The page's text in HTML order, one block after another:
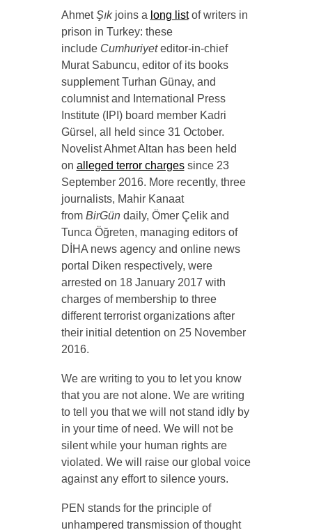
AhmetŞıkjoins a long listof writers in
prison in Turkey: these
include Cumhuriyeteditor-in-chief
Murat Sabuncu, editor of its books
supplement Turhan Günay, and
columnist and International Press
Institute (IPI) board member Kadri
Gürsel, all held since 31 October.
Novelist Ahmet Altan has been held
on alleged terror chargessince 23
September 2016. More recently, three
journalists, Mahir Kanaat
from BirGündaily, Ömer Çelik and
Tunca Öğreten, managing editors of
DİHA news agency and online news
portal Diken respectively, were
arrested on 18 January 2017 with
charges of membership to three
different terrorist organizations after
their initial detention on 25 November
2016.
We are writing to you to let you know
that you are not alone. We are writing
to tell you that we will not stand idly by
in your time of need. We will not be
silent while your human rights are
violated. We will raise our global voice
against any effort to silence yours.
PEN stands for the principle of
unhampered transmission of thought